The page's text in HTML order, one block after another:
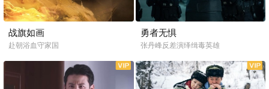
战旗如画
赴朝浴血守家国
勇者无惧
张丹峰反差演绎缉毒英雄
全30集 全40集